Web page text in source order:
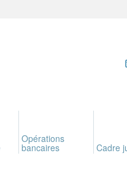
Opérations
bancaires Cadre